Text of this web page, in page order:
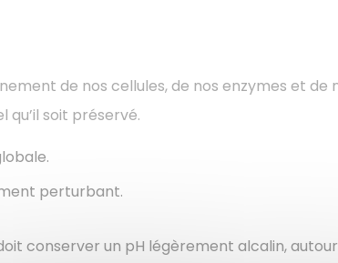
de nos cellules, de nos enzymes et de
soit préservé.
perturbant.
conserver un pH légèrement alcalin,